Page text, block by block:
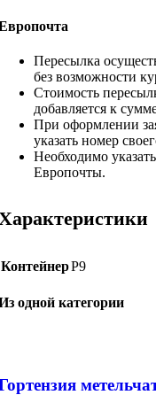
Пересылка
без возможности
Стоимость
добавляется к
При оформлении
указать номер
Необходимо
Европочты.
КонтейнерР9
одной категории